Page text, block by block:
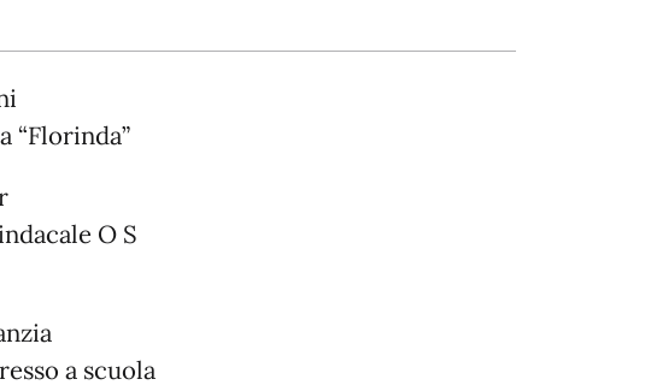
“Florinda”
O S
a scuola